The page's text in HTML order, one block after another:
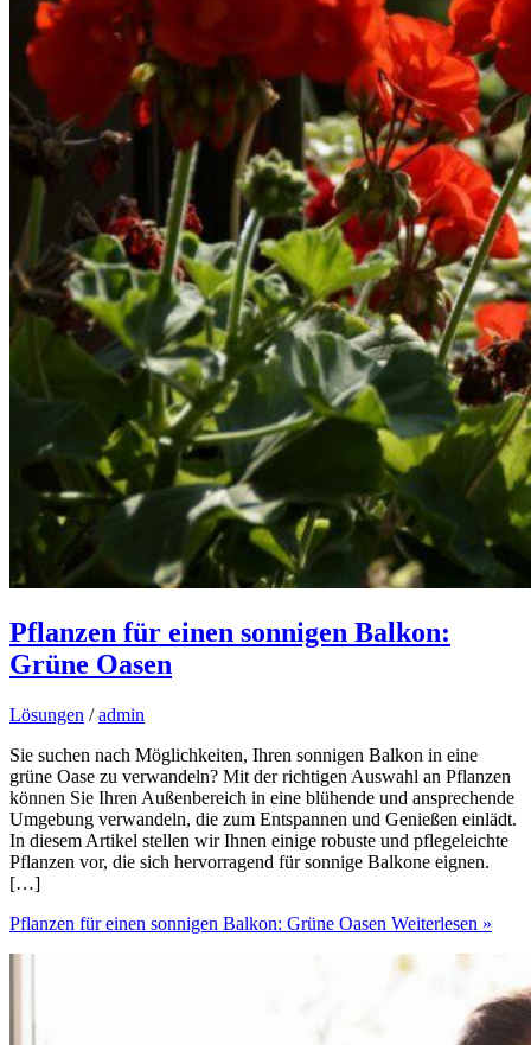
Pflanzen für einen sonnigen Balkon:
Grüne Oasen
Lösungen /admin
Sie suchen nach Möglichkeiten, Ihren sonnigen Balkon in eine
grüne Oase zu verwandeln? Mit der richtigen Auswahl an Pflanzen
können Sie Ihren Außenbereich in eine blühende und ansprechende
Umgebung verwandeln, die zum Entspannen und Genießen einlädt.
In diesem Artikel stellen wir Ihnen einige robuste und pflegeleichte
Pflanzen vor, die sich hervorragend für sonnige Balkone eignen.
[…]
Pflanzen für einen sonnigen Balkon: Grüne Oasen Weiterlesen »